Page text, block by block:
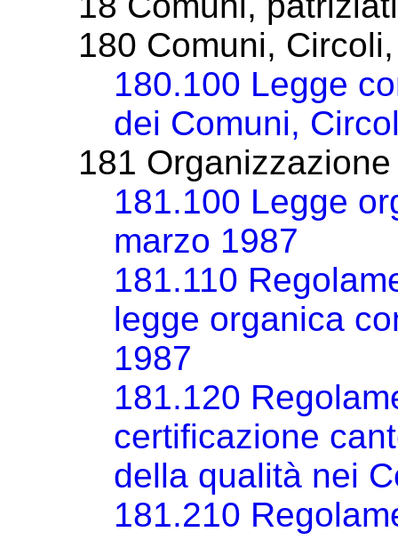
180 Comuni,
180.100 Legge
dei Comuni,
181
181.100 Legge
marzo 1987
181.110
legge organica
1987
181.120
certificazione
della qualità nei
181.210